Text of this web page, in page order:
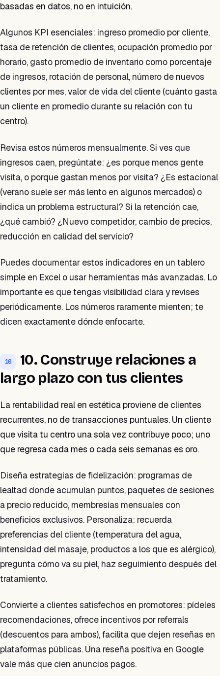
basadas en datos, no en intuición.
Algunos KPI esenciales: ingreso promedio por cliente,
tasa de retención de clientes, ocupación promedio por
horario, gasto promedio de inventario como porcentaje
de ingresos, rotación de personal, número de nuevos
clientes por mes, valor de vida del cliente (cuánto gasta
un cliente en promedio durante su relación con tu
centro).
Revisa estos números mensualmente. Si ves que
ingresos caen, pregúntate: ¿es porque menos gente
visita, o porque gastan menos por visita? ¿Es estacional
(verano suele ser más lento en algunos mercados) o
indica un problema estructural? Si la retención cae,
¿qué cambió? ¿Nuevo competidor, cambio de precios,
reducción en calidad del servicio?
Puedes documentar estos indicadores en un tablero
simple en Excel o usar herramientas más avanzadas. Lo
importante es que tengas visibilidad clara y revises
periódicamente. Los números raramente mienten; te
dicen exactamente dónde enfocarte.
10
10. Construye relaciones a
largo plazo con tus clientes
La rentabilidad real en estética proviene de clientes
recurrentes, no de transacciones puntuales. Un cliente
que visita tu centro una sola vez contribuye poco; uno
que regresa cada mes o cada seis semanas es oro.
Diseña estrategias de fidelización: programas de
lealtad donde acumulan puntos, paquetes de sesiones
a precio reducido, membresías mensuales con
beneficios exclusivos. Personaliza: recuerda
preferencias del cliente (temperatura del agua,
intensidad del masaje, productos a los que es alérgico),
pregunta cómo va su piel, haz seguimiento después del
tratamiento.
Convierte a clientes satisfechos en promotores: pídeles
recomendaciones, ofrece incentivos por referrals
(descuentos para ambos), facilita que dejen reseñas en
plataformas públicas. Una reseña positiva en Google
vale más que cien anuncios pagos.